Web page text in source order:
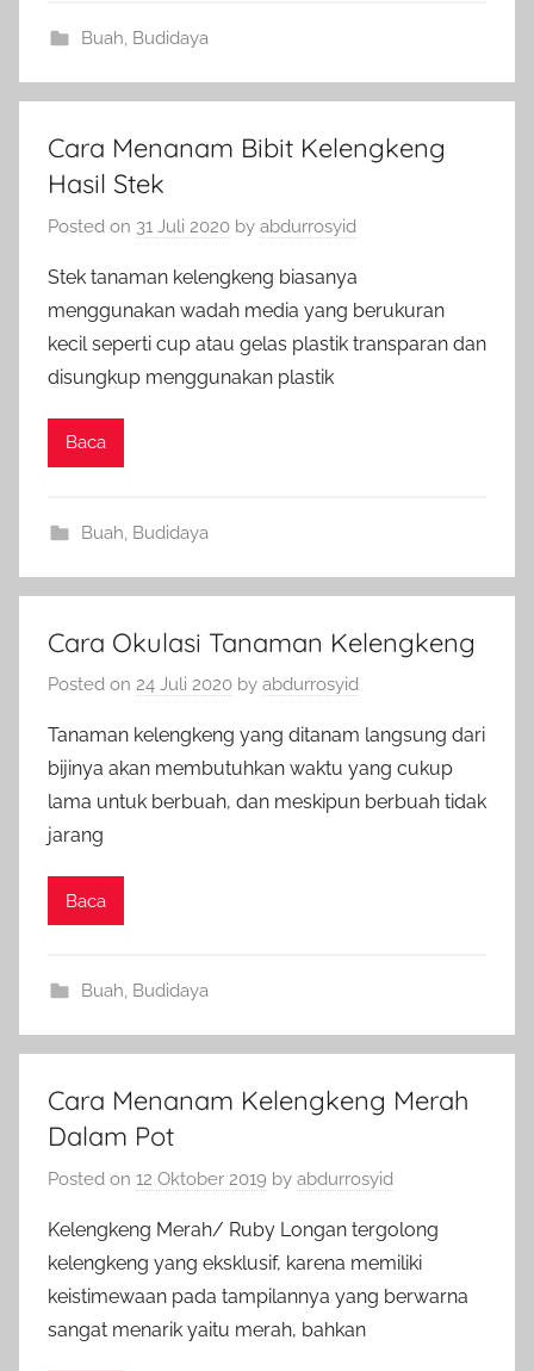
Buah, Budidaya
Cara Menanam Bibit Kelengkeng
Hasil Stek
Posted on 31 Juli 2020 by abdurrosyid
Stek tanaman kelengkeng biasanya
menggunakan wadah media yang berukuran
kecil seperti cup atau gelas plastik transparan dan
disungkup menggunakan plastik
Baca
Buah Budidaya
Cara Okulasi Tanaman Kelengkeng
Posted on 24 Juli 2020 by abdurrosyid
Tanaman kelengkeng yang ditanam langsung dari
bijinya akan membutuhkan waktu yang cukup
lama untuk berbuah, dan meskipun berbuah tidak
jarang
Baca
Buah, Budidaya
Cara Menanam Kelengkeng Merah
Dalam Pot
Posted on 12 Oktober 2019 by abdurrosyid
Kelengkeng Merah/ Ruby Longan tergolong
kelengkeng yang eksklusif, karena memiliki
keistimewaan pada tampilannya yang berwarna
sangat menarik yaitu merah, bahkan